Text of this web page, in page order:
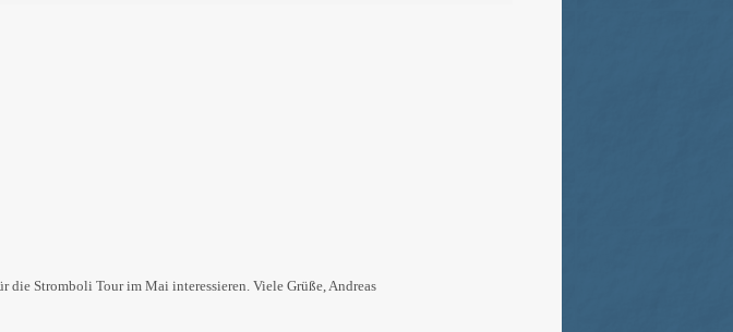
Stromboli Tour im Mai interessieren. Viele Grüße, Andreas